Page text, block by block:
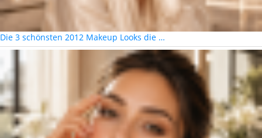
Die 3 schönsten 2012 Makeup Looks die …